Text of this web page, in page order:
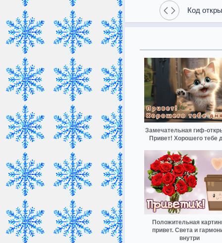
Код
Замечательная гиф-
Привет! Хорошего тебе
Положительная
привет. Света и
внутри